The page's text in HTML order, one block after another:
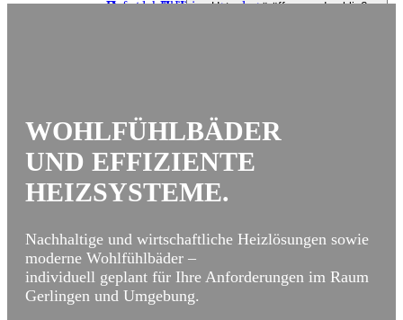
DownloadsBadinspiration und Musterbäder
Heizungsmodernisierung
Wartung und Service
Haustechnik Untermenü öffnen und schließen
Referenzen Heizungsanlagen
WOHLFÜHLBÄDER
UND EFFIZIENTE
HEIZSYSTEME.
Nachhaltige und wirtschaftliche Heizlösungen sowie
moderne Wohlfühlbäder –
individuell geplant für Ihre Anforderungen im Raum
Gerlingen und Umgebung.